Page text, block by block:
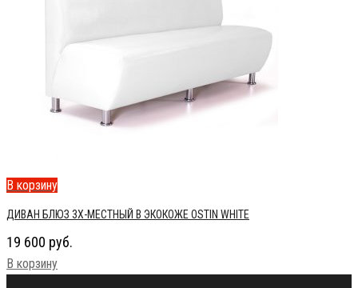
В корзину
ДИВАН БЛЮЗ 3Х-МЕСТНЫЙ В ЭКОКОЖЕ OSTIN WHITE
19 600 руб.
В корзину